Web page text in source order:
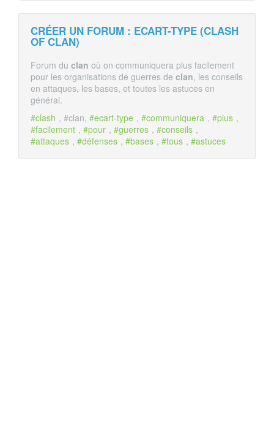
CRÉER UN FORUM : ECART-TYPE (CLASH
OF CLAN)
Forum du clan où on communiquera plus facilement
pour les organisations de guerres de clan, les conseils
en attaques, les bases, et toutes les astuces en
général.
#clash , #clan, #ecart-type , #communiquera , #plus ,
#facilement , #pour , #guerres , #conseils ,
#attaques , #défenses , #bases , #tous , #astuces